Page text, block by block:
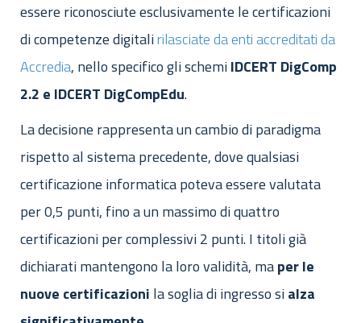
essere riconosciute esclusivamente le certificazioni
di competenze digitalirilasciate da enti accreditati da
Accredia, nello specifico gli schemiIDCERT DigComp
2.2 e IDCERT DigCompEdu.
La decisione rappresenta un cambio di paradigma
rispetto al sistema precedente, dove qualsiasi
certificazione informatica poteva essere valutata
per 0,5 punti, fino a un massimo di quattro
certificazioni per complessivi 2 punti. I titoli già
dichiarati mantengono la loro validità, maper le
nuove certificazioni la soglia di ingresso sialza